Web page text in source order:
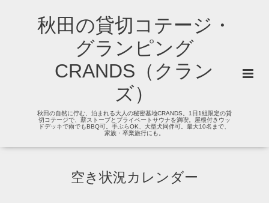
秋田の貸切コテージ・
グランピング
CRANDS（クラン
ズ）
秋田の自然に佇む、泊まれる大人の秘密基地CRANDS。1日1組限定の貸
切コテージで、薪ストーブとプライベートサウナを満喫。屋根付きウッ
ドデッキで雨でもBBQ可。手ぶらOK、大型犬同伴可。最大10名まで、
家族・卒業旅行にも。
空き状況カレンダー